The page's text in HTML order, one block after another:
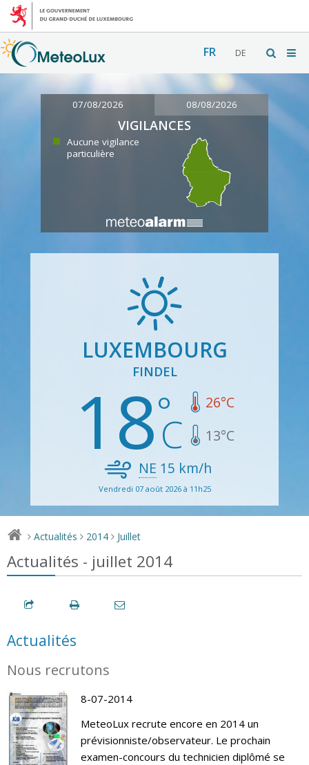
FR DE
07/08/2026 08/08/2026
VIGILANCES
Aucune vigilance
particulière
LUXEMBOURG
FINDEL
18 26°C
13°C
NE 15 km/h
Vendredi 07 août 2026 à 11h25
> Actualités > 2014 > Juillet
Actualités - juillet 2014
Actualités
Nous recrutons
8-07-2014
MeteoLux recrute encore en 2014 un
prévisionniste/observateur. Le prochain
examen-concours du technicien diplômé se